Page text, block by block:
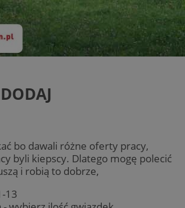
DODAJ
bo dawali różne oferty pracy,
byli kiepscy. Dlatego mogę polecić
i robią to dobrze,
13